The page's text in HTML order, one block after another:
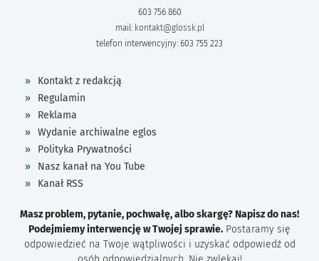
603 756 860
mail: kontakt@glossk.pl
telefon interwencyjny: 603 755 223
Kontakt z redakcją
Regulamin
Reklama
Wydanie archiwalne eglos
Polityka Prywatności
Nasz kanał na You Tube
Kanał RSS
Masz problem, pytanie, pochwałę, albo skargę? Napisz do nas!
Podejmiemy interwencję w Twojej sprawie. Postaramy się
odpowiedzieć na Twoje wątpliwości i uzyskać odpowiedź od